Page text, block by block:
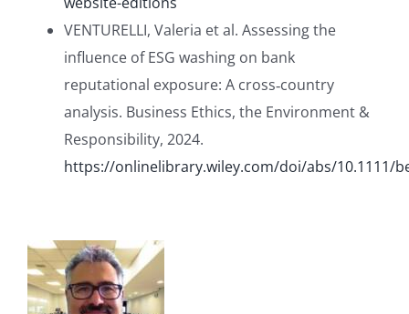
VENTURELLI, Valeria et al. Assessing the
influence of ESG washing on bank
reputational exposure: A cross‐country
analysis. Business Ethics, the Environment &
Responsibility, 2024.
https://onlinelibrary.wiley.com/doi/abs/10.1111/